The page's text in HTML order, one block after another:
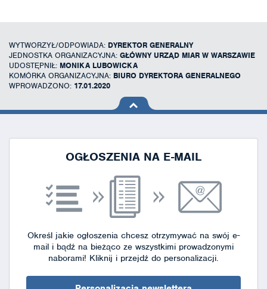
WYTWORZYŁ/ODPOWIADA: DYREKTOR GENERALNY
JEDNOSTKA ORGANIZACYJNA: GŁÓWNY URZĄD MIAR W WARSZAWIE
UDOSTĘPNIŁ: MONIKA LUBOWICKA
KOMÓRKA ORGANIZACYJNA: BIURO DYREKTORA GENERALNEGO
WPROWADZONO: 17.01.2020
na górę
OGŁOSZENIA NA E-MAIL
Określ jakie ogłoszenia chcesz otrzymywać na swój e-
mail i bądź na bieżąco ze wszystkimi prowadzonymi
naborami! Kliknij i przejdź do personalizacji.